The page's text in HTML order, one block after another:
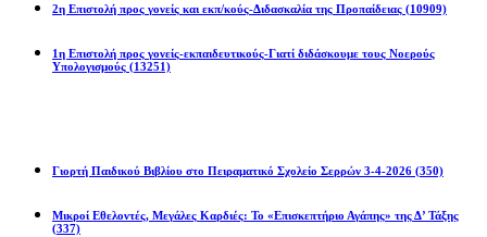
2η Eπιστολή προς γονείς και εκπ/κούς-Διδασκαλία της Προπαίδειας (10909)
1η Επιστολή προς γονείς-εκπαιδευτικούς-Γιατί διδάσκουμε τους Νοερούς
Υπολογισμούς (13251)
Γιορτή Παιδικού Βιβλίου στο Πειραματικό Σχολείο Σερρών 3-4-2026 (350)
Μικροί Εθελοντές, Μεγάλες Καρδιές: Το «Επισκεπτήριο Αγάπης» της Δ’ Τάξης
(337)